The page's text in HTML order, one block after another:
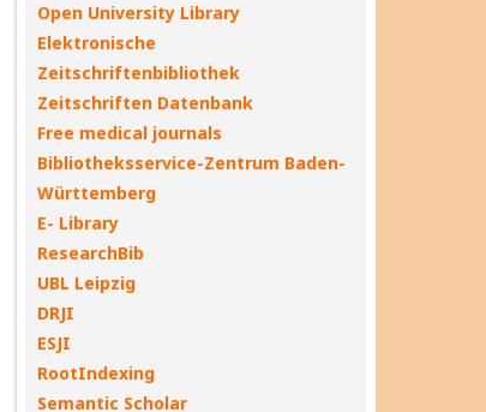
Open University Library
Elektronische
Zeitschriftenbibliothek
Zeitschriften Datenbank
Free medical journals
Bibliotheksservice-Zentrum Baden-
Württemberg
E- Library
ResearchBib
UBL Leipzig
DRJI
ESJI
RootIndexing
Semantic Scholar